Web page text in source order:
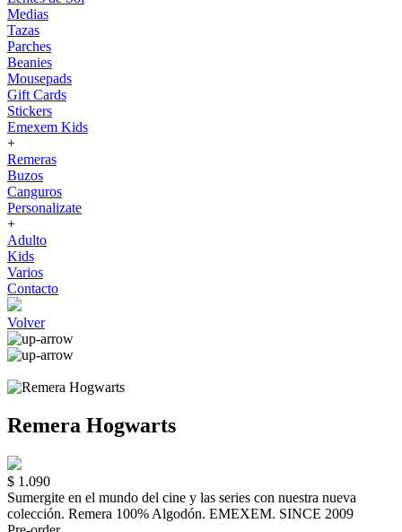
Medias
Tazas
Parches
Beanies
Mousepads
Gift Cards
Stickers
Emexem Kids
+
Remeras
Buzos
Canguros
Personalizate
+
Adulto
Kids
Varios
Contacto
Volver
Remera Hogwarts
$ 1.090
Sumergite en el mundo del cine y las series con nuestra nueva
colección. Remera 100% Algodón. EMEXEM. SINCE 2009